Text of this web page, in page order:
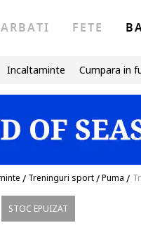
FETE
Incaltaminte Cumpara in
/ Treninguri sport/Puma /
STOC EPUIZAT